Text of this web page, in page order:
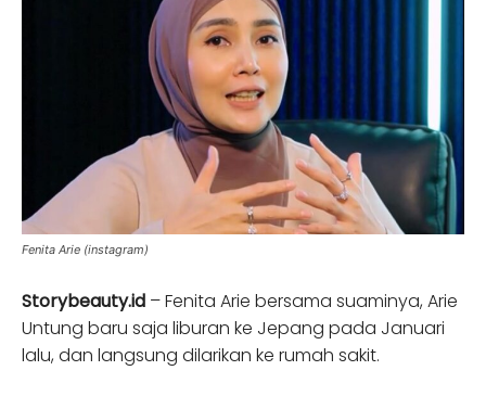
Fenita Arie (instagram)
Storybeauty.id – Fenita Arie bersama suaminya, Arie
Untung baru saja liburan ke Jepang pada Januari
lalu, dan langsung dilarikan ke rumah sakit.